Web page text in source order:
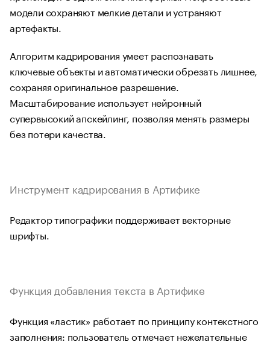
модели сохраняют мелкие детали и устраняют
артефакты.
Алгоритм кадрирования умеет распознавать
ключевые объекты и автоматически обрезать лишнее,
сохраняя оригинальное разрешение.
Масштабирование использует нейронный
супервысокий апскейлинг, позволяя менять размеры
без потери качества.
Инструмент кадрирования в Артифике
Редактор типографики поддерживает векторные
шрифты.
Функция добавления текста в Артифике
Функция «ластик» работает по принципу контекстного
заполнения: пользователь отмечает нежелательные